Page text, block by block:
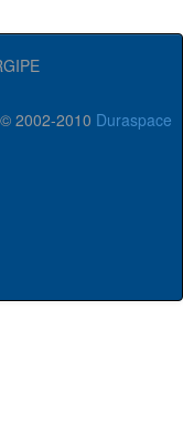
2002-2010 Duraspace